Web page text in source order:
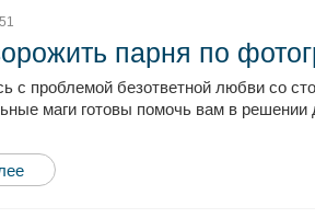
парня по
с проблемой безответной любви со
маги готовы помочь вам в